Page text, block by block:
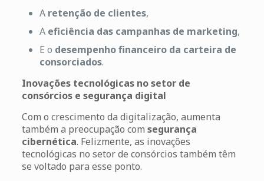
A retenção de clientes,
A eficiência das campanhas de marketing,
E o desempenho financeiro da carteira de
consorciados.
Inovações tecnológicas no setor de
consórcios e segurança digital
Com o crescimento da digitalização, aumenta
também a preocupação com segurança
cibernética. Felizmente, as inovações
tecnológicas no setor de consórcios também têm
se voltado para esse ponto.